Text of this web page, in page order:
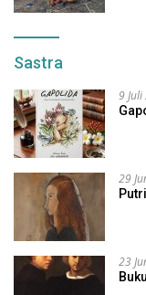
Sastra
9
29
23